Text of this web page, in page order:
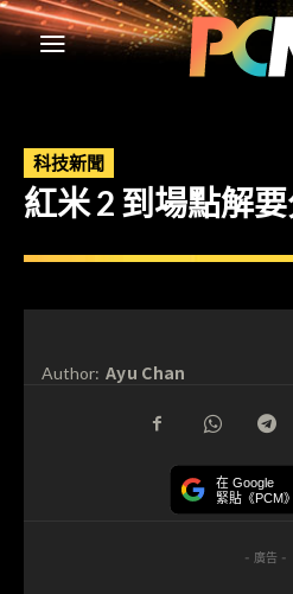
科技新聞
紅米 2 到場點解要
Author: Ayu Chan
在 Google
緊貼《PCM
- 廣告 -